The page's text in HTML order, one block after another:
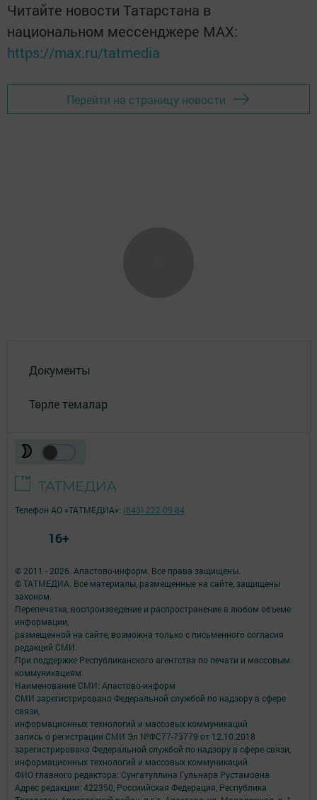
Читайте новости Татарстана в
национальном мессенджере MАХ:
https://max.ru/tatmedia
Перейти на страницу новости
Документы
Төрле темалар
© 2011 - 2026. Апастово-информ. Все права защищены.
© ТАТМЕДИА. Все материалы, размещенные на сайте, защищены
законом.
Перепечатка, воспроизведение и распространение в любом объеме
информации,
размещенной на сайте, возможна только с письменного согласия
редакций СМИ.
При поддержке Республиканского агентства по печати и массовым
коммуникациям.
Наименование СМИ: Апастово-информ
СМИ зарегистрировано Федеральной службой по надзору в сфере
связи,
информационных технологий и массовых коммуникаций
запись о регистрации СМИ Эл №ФС77-73779 от 12.10.2018
зарегистрировано Федеральной службой по надзору в сфере связи,
информационных технологий и массовых коммуникаций
ФИО главного редактора: Сунгатуллина Гульнара Рустамовна
Адрес редакции: 422350, Россиийская Федерация, Республика
Телефон АО «ТАТМЕДИА»: (843) 222 09 84
16+